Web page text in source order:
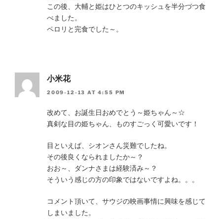
この後、大輔と姫はひとつのキッシュを半分づつ食
べました。
ペロリと完食でした～。
小米花
2009-12-13 AT 4:55 PM
改めて、お誕生日おめでとう～姫ちゃん～☆
真剣な目の姫ちゃん、ものすごっく可愛いです！
目といえば、シオンさん災難でしたね。
その後良くなられましたか～？
おお～、ダンナさまは経験済み～？
そういう感じの方の印象ではないですよね。。。
コメント頂いて、サウジの映画事情に興味を感じて
しまいました。